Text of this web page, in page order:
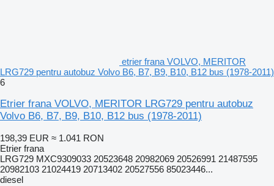
etrier frana VOLVO, MERITOR
LRG729 pentru autobuz Volvo B6, B7, B9, B10, B12 bus (1978-2011)
6
Etrier frana VOLVO, MERITOR LRG729 pentru autobuz
Volvo B6, B7, B9, B10, B12 bus (1978-2011)
198,39 EUR ≈ 1.041 RON
Etrier frana
LRG729 MXC9309033 20523648 20982069 20526991 21487595
20982103 21024419 20713402 20527556 85023446...
diesel